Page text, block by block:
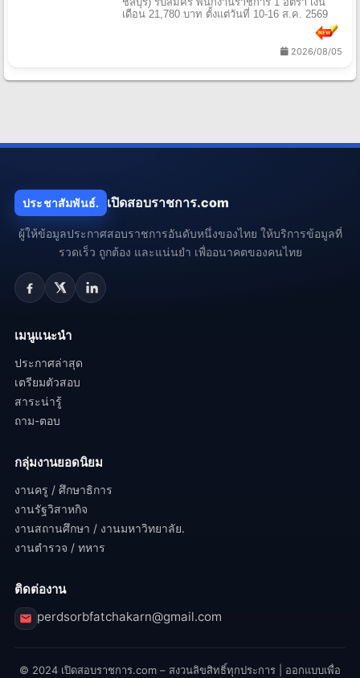
เดือน 21,780 บาท ตั้งแต่วันที่ 10-16 ส.ค. 2569
2026/08/05
ประชาสัมพันธ์. เปิดสอบราชการ.com
ผู้ให้ข้อมูลประกาศสอบราชการอันดับหนึ่งของไทย ให้บริการข้อมูลที่
รวดเร็ว ถูกต้อง และแน่นยำ เพื่ออนาคตของคนไทย
เมนูแนะนำ
ประกาศล่าสุด
เตรียมตัวสอบ
สาระน่ารู้
ถาม-ตอบ
กลุ่มงานยอดนิยม
งานครู / ศึกษาธิการ
งานรัฐวิสาหกิจ
งานสถานศึกษา / งานมหาวิทยาลัย.
งานตำรวจ / ทหาร
ติดต่องาน
perdsorbfatchakarn@gmail.com
© 2024 เปิดสอบราชการ.com – สงวนลิขสิทธิ์ทุกประการ | ออกแบบเพื่อ